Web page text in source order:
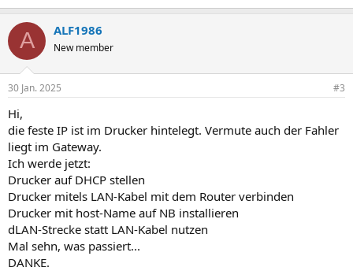
A ALF1986
New member
30 Jan. 2025 #3
Hi,
die feste IP ist im Drucker hintelegt. Vermute auch der Fahler
liegt im Gateway.
Ich werde jetzt:
Drucker auf DHCP stellen
Drucker mitels LAN-Kabel mit dem Router verbinden
Drucker mit host-Name auf NB installieren
dLAN-Strecke statt LAN-Kabel nutzen
Mal sehn, was passiert...
DANKE.